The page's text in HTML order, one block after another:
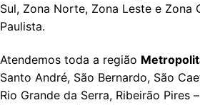
Sul, Zona Norte, Zona Leste e Zona
Paulista.
Atendemos toda a região
Santo André, São Bernardo, São
Rio Grande da Serra, Ribeirão Pires